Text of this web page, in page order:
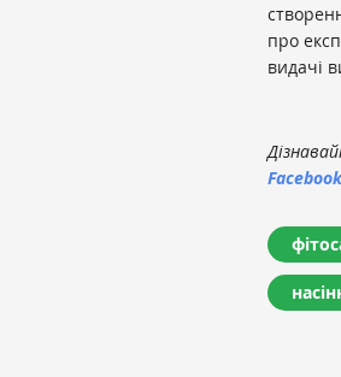
про
видачі
Facebook